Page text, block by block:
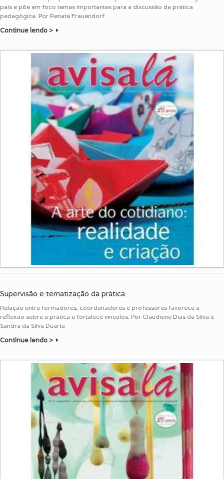
país e põe em foco temas importantes para a discussão da prática
pedagógica. Por Renata Frauendorf
Continue lendo >
Supervisão e tematização da prática
Relação entre formadores, coordenadores e professores favorece a
reflexão sobre a prática e fortalece vínculos. Por Claudiene Dias da Silva e
Sandra da Silva Duarte
Continue lendo >